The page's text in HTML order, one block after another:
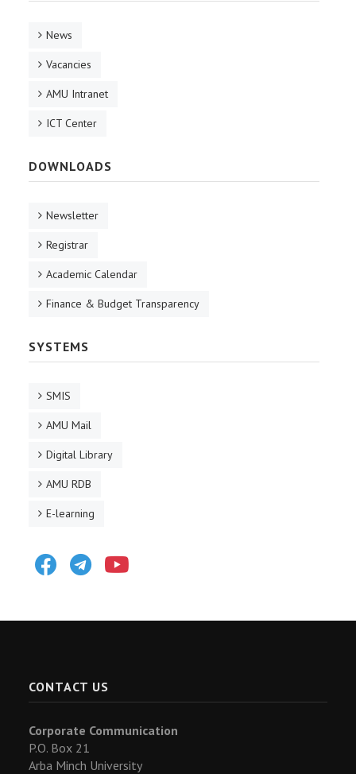
News
Vacancies
AMU Intranet
ICT Center
DOWNLOADS
Newsletter
Registrar
Academic Calendar
Finance & Budget Transparency
SYSTEMS
SMIS
AMU Mail
Digital Library
AMU RDB
E-learning
FacebookTelegram
CONTACT US
Corporate Communication
P.O. Box 21
Arba Minch University